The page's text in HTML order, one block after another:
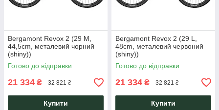
Bergamont Revox 2 (29 M,
44,5cm, металевий чорний
(shiny))
Готово до відправки
21 334 ₴ 32 821 ₴
Купити
Bergamont Revox 2 (29 L,
48cm, металевий червоний
(shiny))
Готово до відправки
21 334 ₴ 32 821 ₴
Купити